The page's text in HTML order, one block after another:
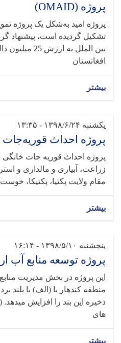
پروژه (OMAID)
پروژه امید به‌شکل یک پروژه
تشکیل گردیده است، پیشنهاد
بین الملل به
افغانستان
بیشتر
یکشنبه ۱۳۹۸/۶/۲۴ - ۱۳:۳۵
پروژه احداث
پروژه احداث قوریه جات
زراعت، آبیاری و مالداری و
مقام ولایت پکتیا، پکتیکا،
بیشتر
پنجشنبه ۱۳۹۸/۵/۱۰ - ۱۶:۱۴
پروژه توسعه منابع آب
این پروژه در بخش مدیریت
منطقه کندهار با (الف) با بلند
ذخیره این بند را افزایش
های
بیشتر